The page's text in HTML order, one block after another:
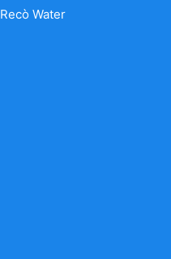
Recò Water